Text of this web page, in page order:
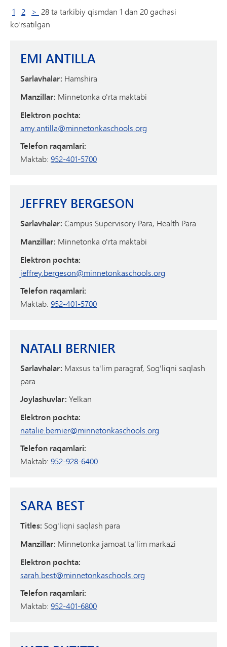
1 2 > keyingi sahifada
28 ta tarkibiy qismdan 1 dan 20 gachasi
ko'rsatilgan
EMI ANTILLA
Sarlavhalar: Hamshira
Manzillar: Minnetonka o'rta maktabi
Elektron pochta:
amy.antilla@minnetonkaschools.org
Telefon raqamlari:
Maktab: 952-401-5700
JEFFREY BERGESON
Sarlavhalar: Campus Supervisory Para, Health Para
Manzillar: Minnetonka o'rta maktabi
Elektron pochta:
jeffrey.bergeson@minnetonkaschools.org
Telefon raqamlari:
Maktab: 952-401-5700
NATALI BERNIER
Sarlavhalar: Maxsus ta'lim paragraf, Sog'liqni saqlash
para
Joylashuvlar: Yelkan
Elektron pochta:
natalie.bernier@minnetonkaschools.org
Telefon raqamlari:
Maktab: 952-928-6400
SARA BEST
Titles: Sog'liqni saqlash para
Manzillar: Minnetonka jamoat ta'lim markazi
Elektron pochta:
sarah.best@minnetonkaschools.org
Telefon raqamlari:
Maktab: 952-401-6800